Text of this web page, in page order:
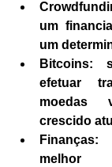
um
um
Bitcoins:
efetuar
moedas
crescido
melhor